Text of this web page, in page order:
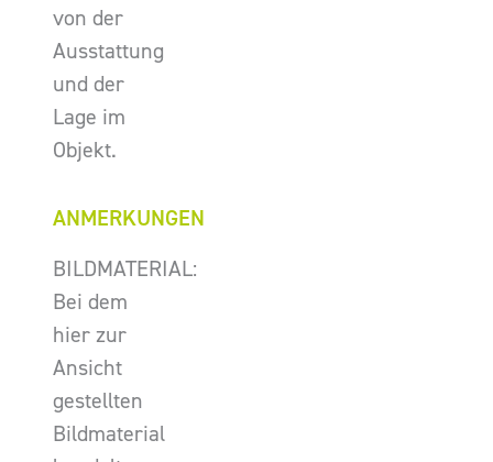
von der
Ausstattung
und der
Lage im
Objekt.
ANMERKUNGEN
BILDMATERIAL:
Bei dem
hier zur
Ansicht
gestellten
Bildmaterial